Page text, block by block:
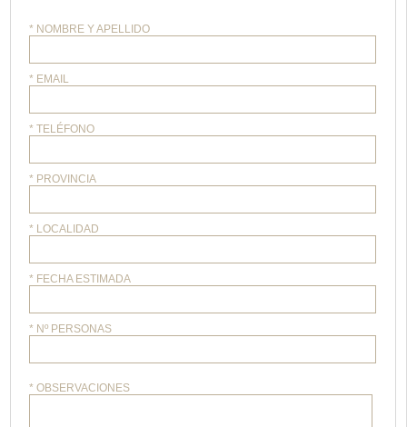
* NOMBRE Y APELLIDO
* EMAIL
* TELÉFONO
* PROVINCIA
* LOCALIDAD
* FECHA ESTIMADA
* Nº PERSONAS
* OBSERVACIONES